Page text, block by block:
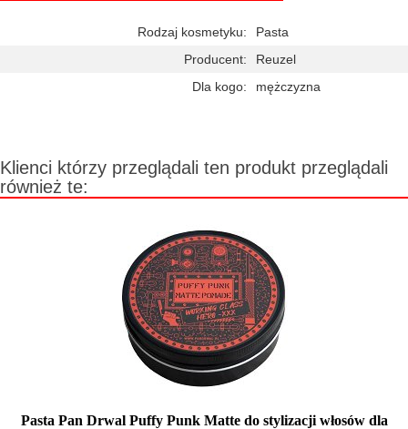
Rodzaj kosmetyku:
Pasta
Producent:
Reuzel
Dla kogo:
mężczyzna
Klienci którzy przeglądali ten produkt przeglądali
również te:
Pasta Pan Drwal Puffy Punk Matte do stylizacji włosów dla